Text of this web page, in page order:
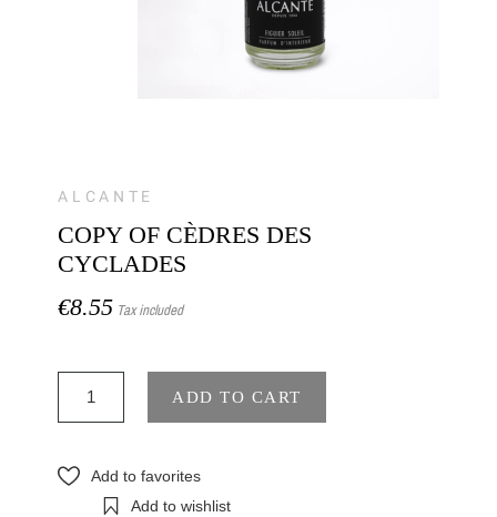
ALCANTE
COPY OF CÈDRES DES
CYCLADES
€8.55 Tax included
ADD TO CART
Add to favorites
Add to wishlist